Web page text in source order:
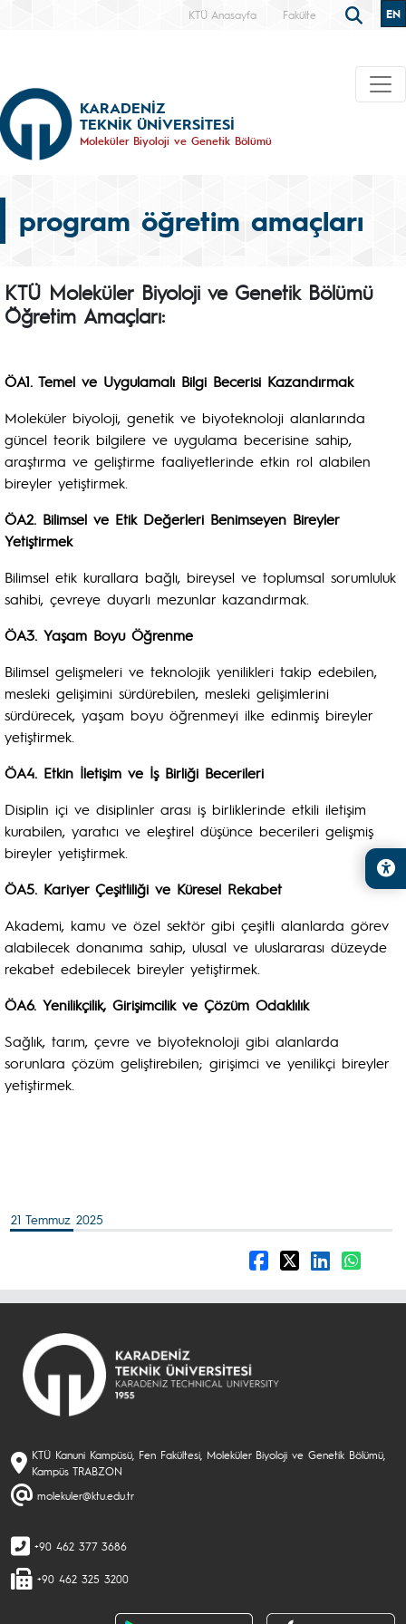
KTÜ Anasayfa Fakülte EN
KARADENİZ
TEKNİK ÜNİVERSİTESİ
Moleküler Biyoloji ve Genetik Bölümü
program öğretim amaçları
KTÜ Moleküler Biyoloji ve Genetik Bölümü
Öğretim Amaçları:
ÖA1. Temel ve Uygulamalı Bilgi Becerisi Kazandırmak
Moleküler biyoloji, genetik ve biyoteknoloji alanlarında
güncel teorik bilgilere ve uygulama becerisine sahip,
araştırma ve geliştirme faaliyetlerinde etkin rol alabilen
bireyler yetiştirmek.
ÖA2. Bilimsel ve Etik Değerleri Benimseyen Bireyler
Yetiştirmek
Bilimsel etik kurallara bağlı, bireysel ve toplumsal sorumluluk
sahibi, çevreye duyarlı mezunlar kazandırmak.
ÖA3. Yaşam Boyu Öğrenme
Bilimsel gelişmeleri ve teknolojik yenilikleri takip edebilen,
mesleki gelişimini sürdürebilen, mesleki gelişimlerini
sürdürecek, yaşam boyu öğrenmeyi ilke edinmiş bireyler
yetiştirmek.
ÖA4. Etkin İletişim ve İş Birliği Becerileri
Disiplin içi ve disiplinler arası iş birliklerinde etkili iletişim
kurabilen, yaratıcı ve eleştirel düşünce becerileri gelişmiş
bireyler yetiştirmek.
ÖA5. Kariyer Çeşitliliği ve Küresel Rekabet
Akademi, kamu ve özel sektör gibi çeşitli alanlarda görev
alabilecek donanıma sahip, ulusal ve uluslararası düzeyde
rekabet edebilecek bireyler yetiştirmek.
ÖA6. Yenilikçilik, Girişimcilik ve Çözüm Odaklılık
Sağlık, tarım, çevre ve biyoteknoloji gibi alanlarda
sorunlara çözüm geliştirebilen; girişimci ve yenilikçi bireyler
yetiştirmek.
21 Temmuz 2025
KTÜ Kanuni Kampüsü, Fen Fakültesi, Moleküler Biyoloji ve Genetik Bölümü,
Kampüs TRABZON
molekuler@ktu.edu.tr
+90 462 377 3686
+90 462 325 3200